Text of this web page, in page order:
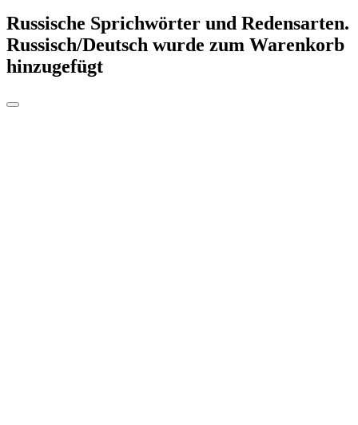
Russische Sprichwörter und Redensarten.
Russisch/Deutsch wurde zum Warenkorb
hinzugefügt